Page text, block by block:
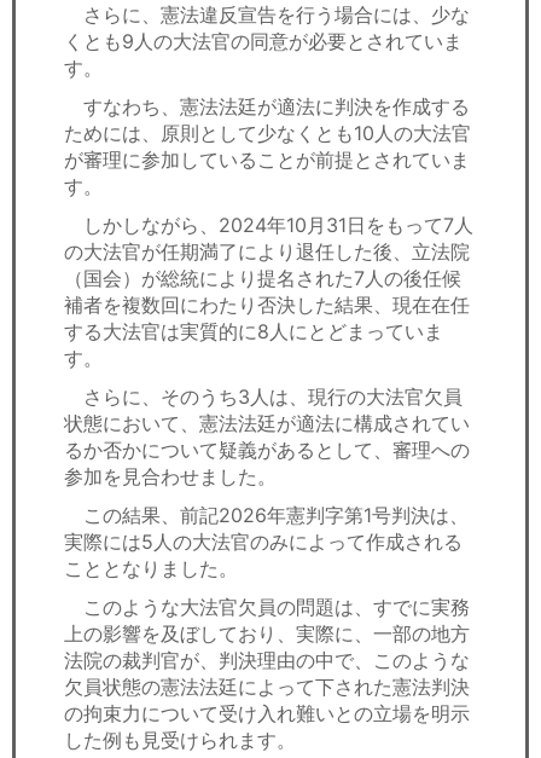
さらに、憲法違反宣告を行う場合には、少な
くとも9人の大法官の同意が必要とされていま
す。
すなわち、憲法法廷が適法に判決を作成する
ためには、原則として少なくとも10人の大法官
が審理に参加していることが前提とされていま
す。
しかしながら、2024年10月31日をもって7人
の大法官が任期満了により退任した後、立法院
（国会）が総統により提名された7人の後任候
補者を複数回にわたり否決した結果、現在在任
する大法官は実質的に8人にとどまっていま
す。
さらに、そのうち3人は、現行の大法官欠員
状態において、憲法法廷が適法に構成されてい
るか否かについて疑義があるとして、審理への
参加を見合わせました。
この結果、前記2026年憲判字第1号判決は、
実際には5人の大法官のみによって作成される
こととなりました。
このような大法官欠員の問題は、すでに実務
上の影響を及ぼしており、実際に、一部の地方
法院の裁判官が、判決理由の中で、このような
欠員状態の憲法法廷によって下された憲法判決
の拘束力について受け入れ難いとの立場を明示
した例も見受けられます。